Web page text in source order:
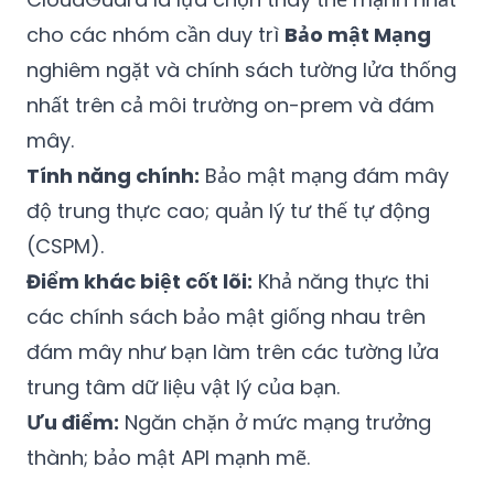
cho các nhóm cần duy trì Bảo mật Mạng
nghiêm ngặt và chính sách tường lửa thống
nhất trên cả môi trường on-prem và đám
mây.
Tính năng chính: Bảo mật mạng đám mây
độ trung thực cao; quản lý tư thế tự động
(CSPM).
Điểm khác biệt cốt lõi: Khả năng thực thi
các chính sách bảo mật giống nhau trên
đám mây như bạn làm trên các tường lửa
trung tâm dữ liệu vật lý của bạn.
Ưu điểm: Ngăn chặn ở mức mạng trưởng
thành; bảo mật API mạnh mẽ.